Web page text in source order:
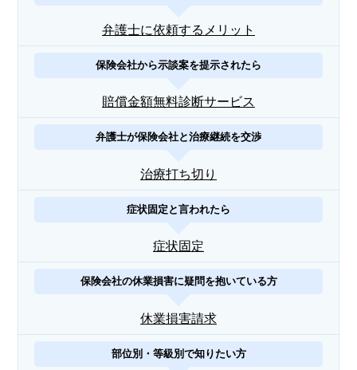
弁護士に依頼するメリット
保険会社から示談案を提示されたら
賠償金額無料診断サービス
弁護士が保険会社と治療継続を交渉
治療打ち切り
症状固定と言われたら
症状固定
保険会社の休業損害に疑問を抱いている方
休業損害請求
部位別・等級別で知りたい方